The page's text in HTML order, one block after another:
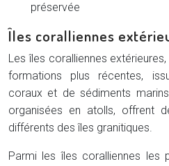
préservée
Îles coralliennes
Les îles coralliennes
formations plus récentes,
coraux et de sédiments
organisées en atolls, offrent
différents des îles granitiques.
Parmi les îles coralliennes les